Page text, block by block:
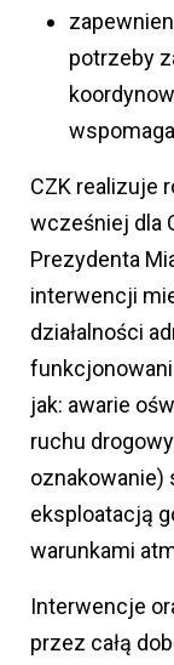
potrzeby
CZK realizuje
wcześniej dla
Prezydenta
interwencji
działalności
jak: awarie
ruchu
oznakowanie)
eksploatacją
warunkami
Interwencje
przez całą